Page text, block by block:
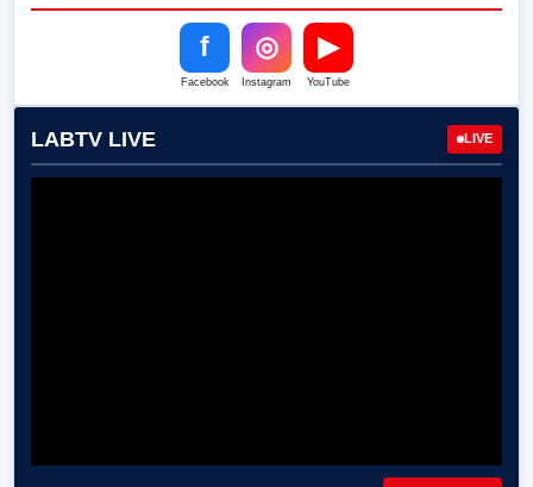
f
Facebook
◎
Instagram
▶
YouTube
LABTV LIVE LIVE